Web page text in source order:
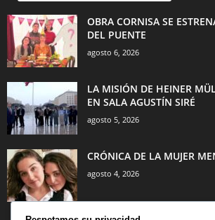
OBRA CORNISA SE
DEL PUENTE
agosto 6, 2026
LA MISIÓN DE HEINER
EN SALA AGUSTÍN SIRÉ
agosto 5, 2026
CRÓNICA DE LA MUJER
agosto 4, 2026